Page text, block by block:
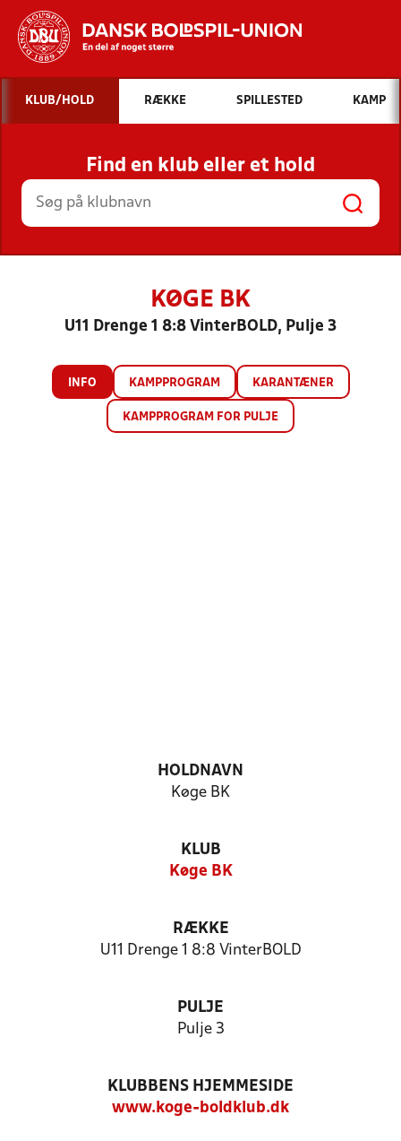
Hvad vil du søge efter?
INDHOLD OG NYHEDER
STILLINGER, RESULTATER, KLUBBER OG
HOLD
KLUB/HOLD RÆKKE SPILLESTED KAMP
Find en klub eller et hold
KØGE BK
U11 Drenge 1 8:8 VinterBOLD, Pulje 3
INFO KAMPPROGRAM KARANTÆNER
KAMPPROGRAM FOR PULJE
HOLDNAVN
Køge BK
KLUB
Køge BK
RÆKKE
U11 Drenge 1 8:8 VinterBOLD
PULJE
Pulje 3
KLUBBENS HJEMMESIDE
www.koge-boldklub.dk